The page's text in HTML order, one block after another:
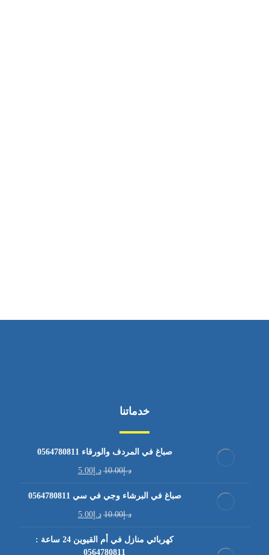
خدماتنا
صباغ في المردف والورقاء 0564780811
د.إ10.00 د.إ5.00
صباغ في البرشاء وجي في سي 0564780811
د.إ10.00 د.إ5.00
كهربائي منازل في أم القيوين 24 ساعة :
0564780811